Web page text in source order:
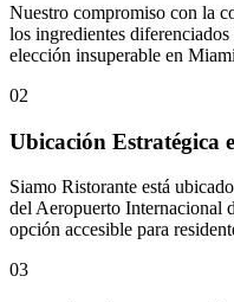
Nuestro compromiso con la
los ingredientes
elección insuperable en
02
Ubicación Estratégica
Siamo Ristorante está
del Aeropuerto Internacional
opción accesible para
03